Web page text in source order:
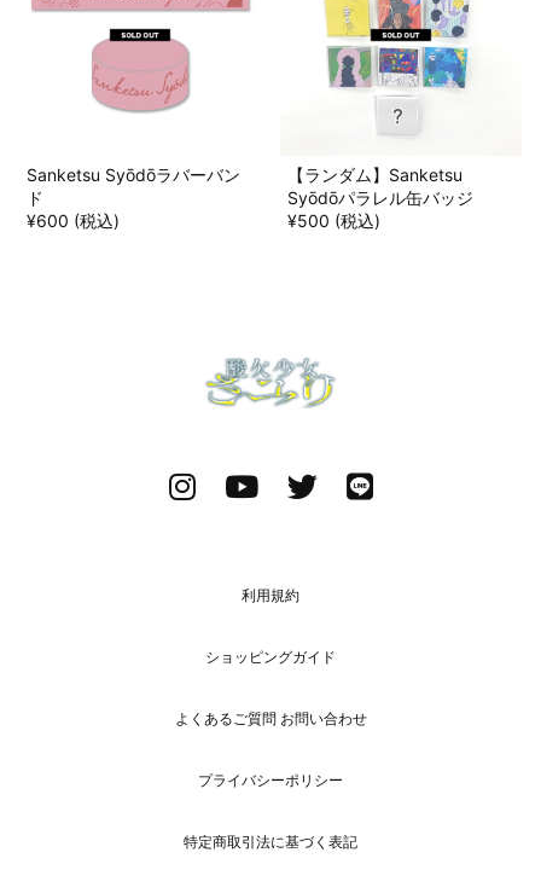
Sanketsu Syōdōラバーバン
ド
¥600 (税込)
【ランダム】Sanketsu
Syōdōパラレル缶バッジ
¥500 (税込)
利用規約
ショッピングガイド
よくあるご質問 お問い合わせ
プライバシーポリシー
特定商取引法に基づく表記